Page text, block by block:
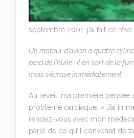
septembre 2001, j’ai fait ce rêve
Un moteur d’avion à quatre
perd de l’huile ; il en sort de la
mais s’écrase immédiatement.
Au réveil, ma première pensée
problème cardiaque. » J’ai
rendez-vous avec mon
parlé de ce qu’il convenait de